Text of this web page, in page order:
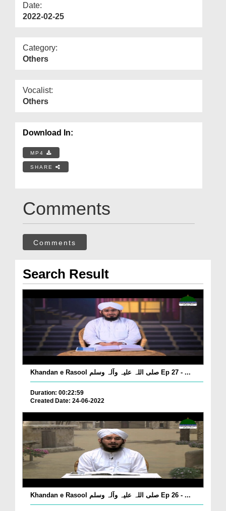
Date:
2022-02-25
Category:
Others
Vocalist:
Others
Download In:
MP4
SHARE
Comments
Comments
Search Result
Khandan e Rasool صلی اللہ علیہ وآلہ وسلم Ep 27 - ...
Duration: 00:22:59
Created Date: 24-06-2022
Khandan e Rasool صلی اللہ علیہ وآلہ وسلم Ep 26 - ...